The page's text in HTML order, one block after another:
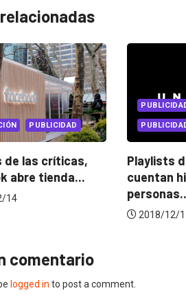
INTERNACIONAL
de Spotify
historias de
7
2018/11/
comentario
logged in to post a comment.